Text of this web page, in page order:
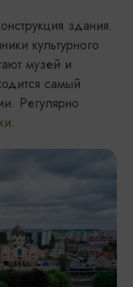
здания.
культурного
музей и
самый
Регулярно
.